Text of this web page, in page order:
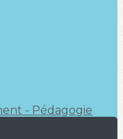
- Pédagogie